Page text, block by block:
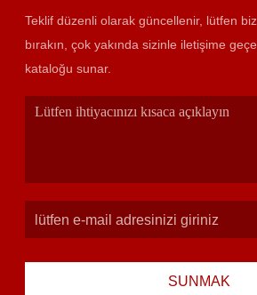
Teklif düzenli olarak güncellenir, lütfen
bırakın, çok yakında sizinle iletişime geçeceğiz
kataloğu sunar.
SUNMAK